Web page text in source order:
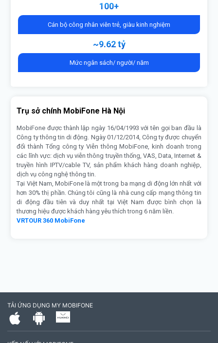
100+
Cán bộ công nhân viên trẻ, giàu kinh nghiệm
~9.62 tỷ
Mức ngân sách/ người/ năm
Trụ sở chính MobiFone Hà Nội
MobiFone được thành lập ngày 16/04/1993 với tên gọi ban đầu là
Công ty thông tin di động. Ngày 01/12/2014, Công ty được chuyển
đổi thành Tổng công ty Viễn thông MobiFone, kinh doanh trong
các lĩnh vực: dịch vụ viễn thông truyền thống, VAS, Data, Internet &
truyền hình IPTV/cable TV, sản phẩm khách hàng doanh nghiệp,
dịch vụ công nghệ thông tin.
Tại Việt Nam, MobiFone là một trong ba mạng di động lớn nhất với
hơn 30% thị phần. Chúng tôi cũng là nhà cung cấp mạng thông tin
di động đầu tiên và duy nhất tại Việt Nam được bình chọn là
thương hiệu được khách hàng yêu thích trong 6 năm liền.
VRTOUR 360 MobiFone
TẢI ỨNG DỤNG MY MOBIFONE